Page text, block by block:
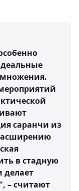
саранчи из
в стадную
делает
– считают